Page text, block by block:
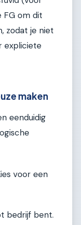
FG om dit
zodat je niet
expliciete
maken
eenduidig
voor een
bedrijf bent.